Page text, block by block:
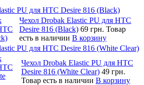
PU для HTC Desire 816 (Black)
Чехол Drobak Elastic PU для HTC
Desire 816 (Black) 69 грн. Товар
есть в наличии В корзину
PU для HTC Desire 816 (White Clear)
Чехол Drobak Elastic PU для HTC
Desire 816 (White Clear) 49 грн.
Товар есть в наличии В корзину